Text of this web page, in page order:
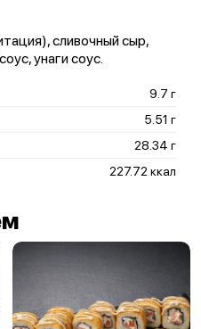
сливочный сыр,
унаги соус.
9.7 г
5.51 г
28.34 г
227.72 ккал